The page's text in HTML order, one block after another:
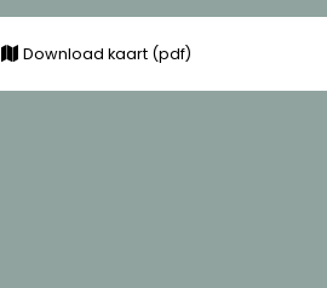
Download kaart (pdf)